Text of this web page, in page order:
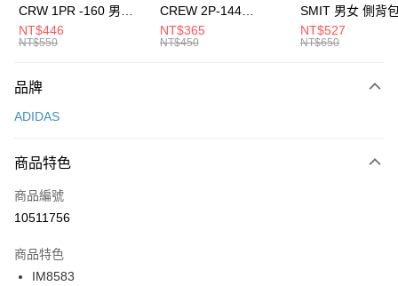
元大商業銀行
台灣樂天信用卡公司
全盈+PAY
AFTEE先享後付
【關於「AFTEE先享後付」】
便利好安心！
３．安心：先確認商品／服務後，再付款。
【「AFTEE先享後付」結帳流程】
１．於結帳方式選擇「AFTEE先享後付」後，將跳轉至「AFTEE先享後付」
２．訂單成立數日內，您將收到繳費通知簡訊。
３．收到繳費通知簡訊後14天內，點擊此簡訊中的連結，可透過四大超商／
ATM／網路銀行／等多元方式進行付款，方視為交易完成。
運送方式
每筆NT$100，滿NT$1,500(含以上)免運費
宅配
每筆NT$100，滿NT$1,500(含以上)免運費
付款後門市自取
每筆NT$100，滿NT$1,500(含以上)免運費
CRW 1PR -160 男女
中統襪 FZ3393100
NT$446
NT$550
CREW 2P-144
EMBRDY 男女 短統襪
FZ3073133
NT$365
NT$450
SMIT 男女 側背
BA5871010
NT$527
NT$650
品牌
ADIDAS
商品特色
商品編號
10511756
商品特色
IM8583